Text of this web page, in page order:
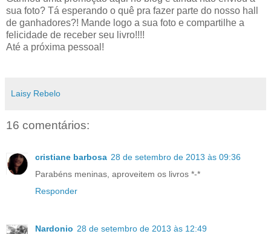
sua foto? Tá esperando o quê pra fazer parte do nosso hall
de ganhadores?! Mande logo a sua foto e compartilhe a
felicidade de receber seu livro!!!!
Até a próxima pessoal!
Laisy Rebelo
16 comentários:
cristiane barbosa 28 de setembro de 2013 às 09:36
Parabéns meninas, aproveitem os livros *-*
Responder
Nardonio 28 de setembro de 2013 às 12:49